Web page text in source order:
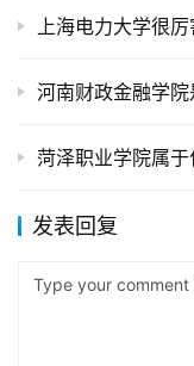
上海电力大学很厉
河南财政金融学
菏泽职业学院属于
发表回复